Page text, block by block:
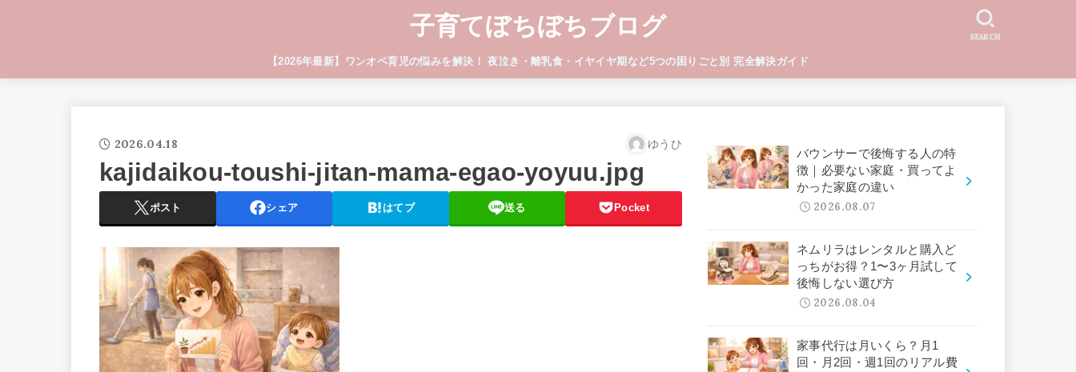
子育てぼちぼちブログ
【2026年最新】ワンオペ育児の悩みを解決！ 夜泣き・離乳食・イヤイヤ期など5つの困りごと別 完全解決ガイド
SEARCH
2026.04.18 ゆうひ
kajidaikou-toushi-jitan-mama-egao-yoyuu.jpg
ポスト シェア はてブ 送る Pocket
バウンサーで後悔する人の特
徴｜必要ない家庭・買ってよ
かった家庭の違い
2026.08.07
ネムリラはレンタルと購入ど
っちがお得？1〜3ヶ月試して
後悔しない選び方
2026.08.04
家事代行は月いくら？月1
回・月2回・週1回のリアル費